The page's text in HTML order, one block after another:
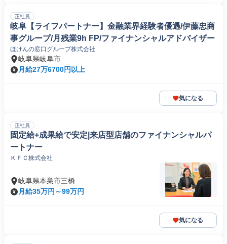
正社員
岐阜【ライフパートナー】金融業界経験者優遇/伊藤忠商
事グループ/月残業9h FP/ファイナンシャルアドバイザー
ほけんの窓口グループ株式会社
岐阜県岐阜市
月給27万6700円以上
気になる
正社員
固定給+成果給で安定|来店型店舗のファイナンシャルパ
ートナー
ＫＦＣ株式会社
岐阜県本巣市三橋
月給35万円～99万円
気になる